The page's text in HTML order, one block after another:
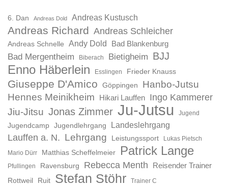
6. Dan Andreas Dold Andreas Kustusch
Andreas Richard Andreas Schleicher
Andreas Schnelle Andy Dold Bad Blankenburg
Bad Mergentheim Biberach Bietigheim BJJ
Enno Häberlein Esslingen Frieder Knauss
Giuseppe D'Amico Göppingen
Hanbo-Jutsu
Hennes Meinikheim
Hikari Lauffen Ingo Kammerer
Jiu-Jitsu Jonas Zimmer Ju-Jutsu Jugend
Jugendcamp Jugendlehrgang Landeslehrgang
Lauffen a. N. Lehrgang Leistungssport
Lukas Pietsch
Mario Dürr
Matthias Scheffelmeier Patrick Lange
Pfullingen Ravensburg Rebecca Menth Reisender Trainer
Rottweil Ruit Stefan Stöhr Trainer C